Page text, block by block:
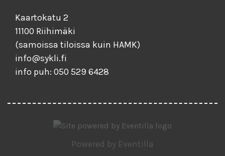
Kaartokatu 2
11100 Riihimäki
(samoissa tiloissa kuin HAMK)
info@sykli.fi
info puh: 050 529 6428
Powered by Eventilla